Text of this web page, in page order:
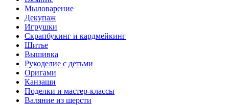
Мыловарение
Декупаж
Игрушки
Скрапбукинг и кардмейкинг
Шитье
Вышивка
Рукоделие с детьми
Оригами
Канзаши
Поделки и мастер-классы
Валяние из шерсти